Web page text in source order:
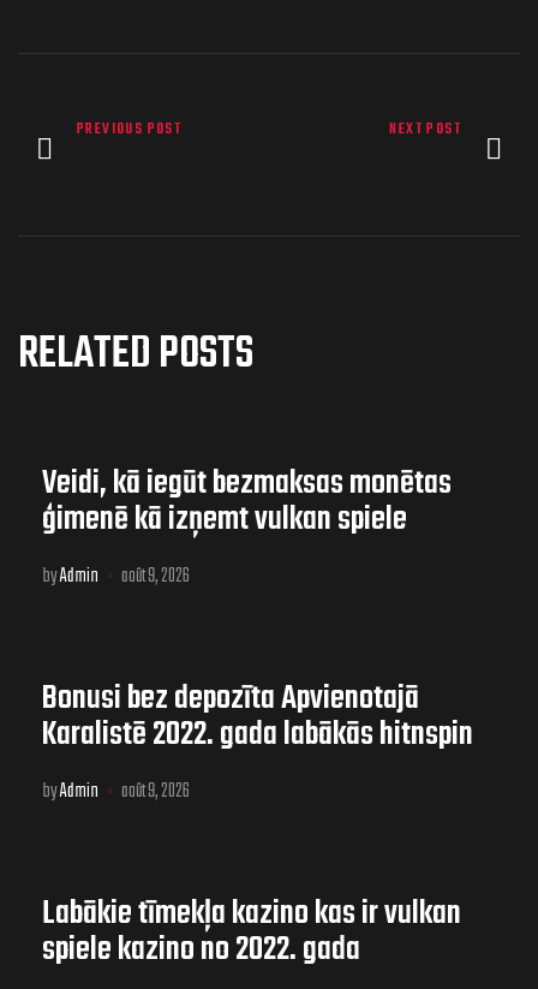
PREVIOUS POST NEXT POST
RELATED POSTS
Veidi, kā iegūt bezmaksas monētas
ģimenē kā izņemt vulkan spiele
bonusu no Fun
byAdmin août 9, 2026
Bonusi bez depozīta Apvienotajā
Karalistē 2022. gada labākās hitnspin
bonuss stimulēšanas prasības ツ
byAdmin août 9, 2026
Labākie tīmekļa kazino kas ir vulkan
spiele kazino no 2022. gada